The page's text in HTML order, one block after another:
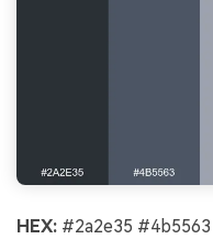
HEX: #2a2e35